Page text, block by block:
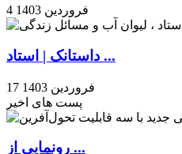
4 فروردین 1403
داستانک | استاد ...
17 فروردین 1403
پست های اخیر
رونمایی از ...